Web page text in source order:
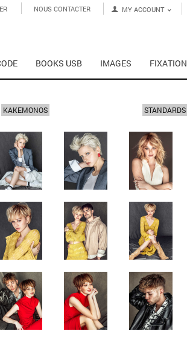
MY ACCOUNT
NOUS CONTACTER
BOOKS USB IMAGES FIXATION
KAKEMONOS STANDARDS